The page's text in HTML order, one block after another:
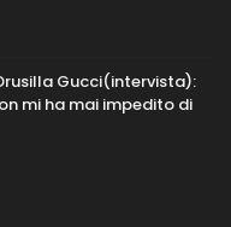
Gucci(intervista):
mi ha mai impedito di